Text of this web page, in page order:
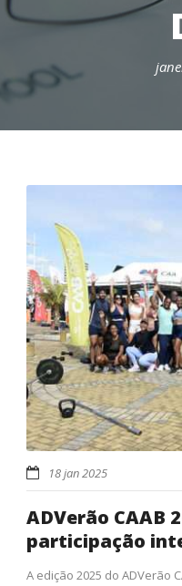
18 jan 2025
ADVerão CAAB
participação
A edição 2025 do ADVerão